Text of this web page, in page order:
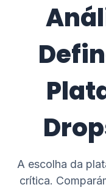
A escolha da
crítica.